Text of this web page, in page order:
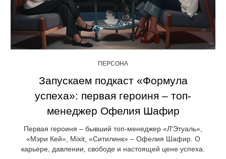
ПЕРСОНА
Запускаем подкаст «Формула
успеха»: первая героиня – топ-
менеджер Офелия Шафир
Первая героиня – бывший топ-менеджер «Л'Этуаль»,
«Мэри Кей», Mixit, «Ситилинк» – Офелия Шафир. О
карьере, давлении, свободе и настоящей цене успеха.